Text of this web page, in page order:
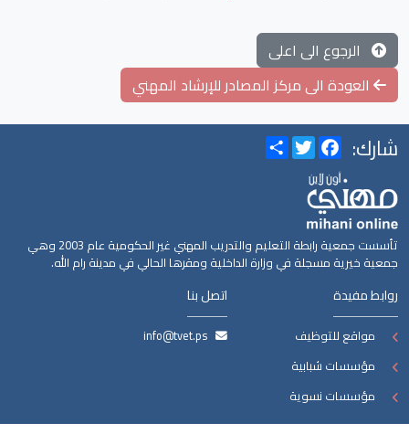
الرجوع الى اعلى
العودة الى مركز المصادر للإرشاد المهني
شارك: ShareTwitterFacebook
تأسست جمعية رابطة التعليم والتدريب المهني غير الحكومية عام 2003 وهي
جمعية خيرية مسجلة في وزارة الداخلية ومقرها الحالي في مدينة رام الله.
روابط مفيدة
مواقع للتوظيف
مؤسسات شبابية
مؤسسات نسوية
اتصل بنا
info@tvet.ps